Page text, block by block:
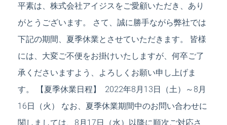
平素は、株式会社アイジスをご愛顧いただき、あり
がとうございます。 さて、誠に勝手ながら弊社では
下記の期間、夏季休業とさせていただきます。 皆様
には、大変ご不便をお掛けいたしますが、何卒ご了
承くださいますよう、よろしくお願い申し上げま
す。 【夏季休業日程】 2022年8月13日（土）～8月
16日（火） なお、夏季休業期間中のお問い合わせに
関しましては、8月17日（水）以降に順次ご対応さ